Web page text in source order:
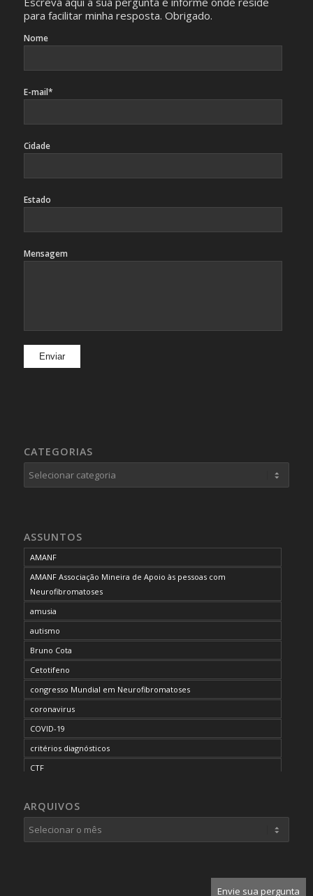
Envie sua pergunta
para facilitar minha resposta. Obrigado.
Nome
E-mail*
Cidade
Estado
Mensagem
CATEGORIAS
Categorias
ASSUNTOS
AMANF
AMANF Associação Mineira de Apoio às pessoas com
Neurofibromatoses
amusia
autismo
Bruno Cota
Cetotifeno
congresso Mundial em Neurofibromatoses
coronavirus
COVID-19
critérios diagnósticos
CTF
desordem do processamento auditivo
diagnóstico
dificuldades cognitivas
ARQUIVOS